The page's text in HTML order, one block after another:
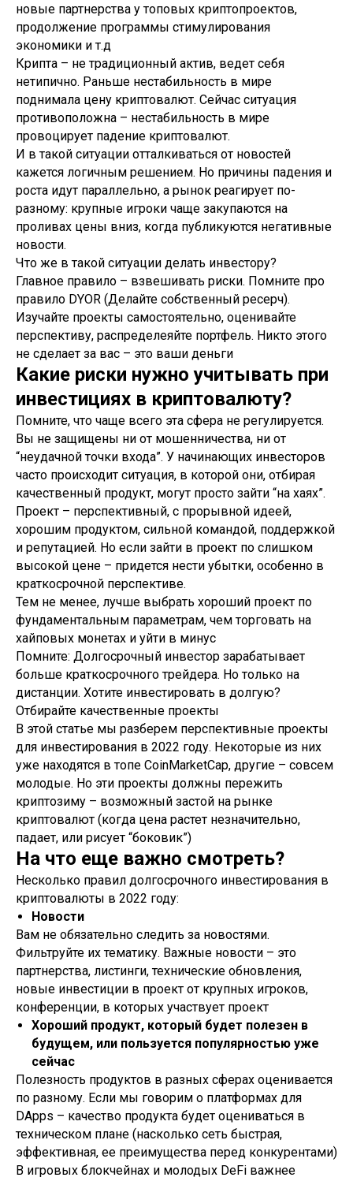
новые партнерства у топовых криптопроектов,
продолжение программы стимулирования
экономики и т.д
Крипта – не традиционный актив, ведет себя
нетипично. Раньше нестабильность в мире
поднимала цену криптовалют. Сейчас ситуация
противоположна – нестабильность в мире
провоцирует падение криптовалют.
И в такой ситуации отталкиваться от новостей
кажется логичным решением. Но причины падения и
роста идут параллельно, а рынок реагирует по-
разному: крупные игроки чаще закупаются на
проливах цены вниз, когда публикуются негативные
новости.
Что же в такой ситуации делать инвестору?
Главное правило – взвешивать риски. Помните про
правило DYOR (Делайте собственный ресерч).
Изучайте проекты самостоятельно, оценивайте
перспективу, распределеяйте портфель. Никто этого
не сделает за вас – это ваши деньги
Какие риски нужно учитывать при
инвестициях в криптовалюту?
Помните, что чаще всего эта сфера не регулируется.
Вы не защищены ни от мошенничества, ни от
“неудачной точки входа”. У начинающих инвесторов
часто происходит ситуация, в которой они, отбирая
качественный продукт, могут просто зайти “на хаях”.
Проект – перспективный, с прорывной идеей,
хорошим продуктом, сильной командой, поддержкой
и репутацией. Но если зайти в проект по слишком
высокой цене – придется нести убытки, особенно в
краткосрочной перспективе.
Тем не менее, лучше выбрать хороший проект по
фундаментальным параметрам, чем торговать на
хайповых монетах и уйти в минус
Помните: Долгосрочный инвестор зарабатывает
больше краткосрочного трейдера. Но только на
дистанции. Хотите инвестировать в долгую?
Отбирайте качественные проекты
В этой статье мы разберем перспективные проекты
для инвестирования в 2022 году. Некоторые из них
уже находятся в топе CoinMarketCap, другие – совсем
молодые. Но эти проекты должны пережить
криптозиму – возможный застой на рынке
криптовалют (когда цена растет незначительно,
падает, или рисует “боковик”)
На что еще важно смотреть?
Несколько правил долгосрочного инвестирования в
криптовалюты в 2022 году:
Новости
Вам не обязательно следить за новостями.
Фильтруйте их тематику. Важные новости – это
партнерства, листинги, технические обновления,
новые инвестиции в проект от крупных игроков,
конференции, в которых участвует проект
Хороший продукт, который будет полезен в
будущем, или пользуется популярностью уже
сейчас
Полезность продуктов в разных сферах оценивается
по разному. Если мы говорим о платформах для
DApps – качество продукта будет оцениваться в
техническом плане (насколько сеть быстрая,
эффективная, ее преимущества перед конкурентами)
В игровых блокчейнах и молодых DeFi важнее